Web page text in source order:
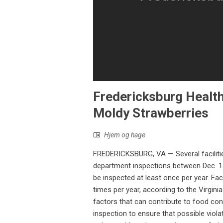
Fredericksburg
Moldy Strawberries
Hjem og hage
FREDERICKSBURG, VA — Several
department inspections between Dec.
be inspected at least once per year.
times per year, according to the
factors that can contribute to food
inspection to ensure that possible